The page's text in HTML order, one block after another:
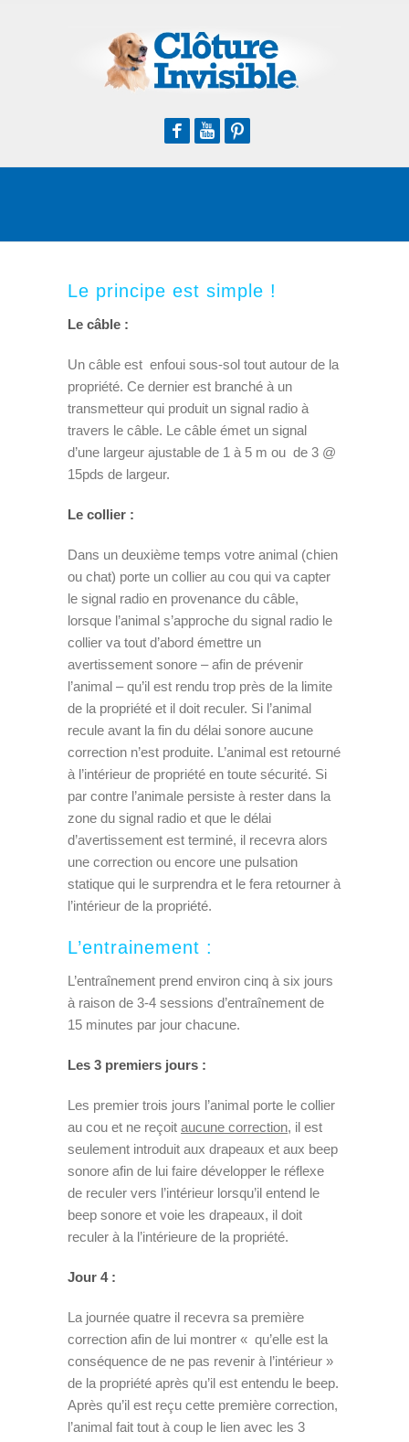
FacebookYoutube
Le principe est simple !
Le câble :
Un câble est enfoui sous-sol tout autour de la
propriété. Ce dernier est branché à un
transmetteur qui produit un signal radio à
travers le câble. Le câble émet un signal
d’une largeur ajustable de 1 à 5 m ou de 3 @
15pds de largeur.
Le collier :
Dans un deuxième temps votre animal (chien
ou chat) porte un collier au cou qui va capter
le signal radio en provenance du câble,
lorsque l’animal s’approche du signal radio le
collier va tout d’abord émettre un
avertissement sonore – afin de prévenir
l’animal – qu’il est rendu trop près de la limite
de la propriété et il doit reculer. Si l’animal
recule avant la fin du délai sonore aucune
correction n’est produite. L’animal est retourné
à l’intérieur de propriété en toute sécurité. Si
par contre l’animale persiste à rester dans la
zone du signal radio et que le délai
d’avertissement est terminé, il recevra alors
une correction ou encore une pulsation
statique qui le surprendra et le fera retourner à
l’intérieur de la propriété.
L’entrainement :
L’entraînement prend environ cinq à six jours
à raison de 3-4 sessions d’entraînement de
15 minutes par jour chacune.
Les 3 premiers jours :
Les premier trois jours l’animal porte le collier
au cou et ne reçoit aucune correction, il est
seulement introduit aux drapeaux et aux beep
sonore afin de lui faire développer le réflexe
de reculer vers l’intérieur lorsqu’il entend le
beep sonore et voie les drapeaux, il doit
reculer à la l’intérieure de la propriété.
Jour 4 :
La journée quatre il recevra sa première
correction afin de lui montrer « qu’elle est la
conséquence de ne pas revenir à l’intérieur »
de la propriété après qu’il est entendu le beep.
Après qu’il est reçu cette première correction,
l’animal fait tout à coup le lien avec les 3